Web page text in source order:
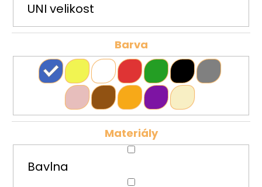
UNI velikost
Barva
Materiály
Bavlna